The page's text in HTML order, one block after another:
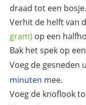
draad tot een bosje.
Verhit de helft van
gram) op een
Bak het spek op
Voeg de gesneden
minuten mee.
Voeg de knoflook